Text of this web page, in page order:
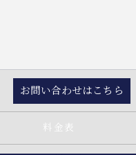
お問い合わせはこちら
料金表